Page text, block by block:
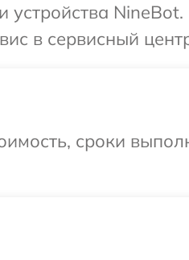
NineBot.
в сервисный
сроки